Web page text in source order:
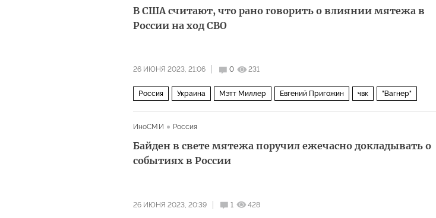
В США считают, что рано говорить о влиянии мятежа в
России на ход СВО
26 ИЮНЯ 2023, 21:06 0 231
Россия Украина Мэтт Миллер Евгений Пригожин чвк "Вагнер"
ИноСМИ Россия
Байден в свете мятежа поручил ежечасно докладывать о
событиях в России
26 ИЮНЯ 2023, 20:39 1 428